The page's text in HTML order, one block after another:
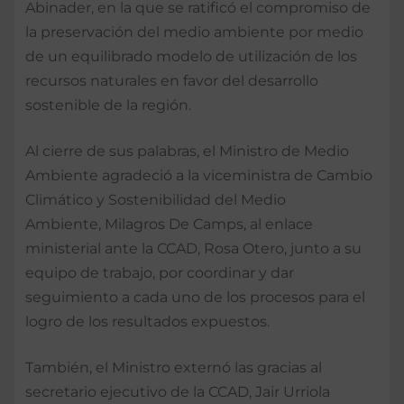
Abinader, en la que se ratificó el compromiso de
la preservación del medio ambiente por medio
de un equilibrado modelo de utilización de los
recursos naturales en favor del desarrollo
sostenible de la región.
Al cierre de sus palabras, el Ministro de Medio
Ambiente agradeció a la viceministra de Cambio
Climático y Sostenibilidad del Medio
Ambiente, Milagros De Camps, al enlace
ministerial ante la CCAD, Rosa Otero, junto a su
equipo de trabajo, por coordinar y dar
seguimiento a cada uno de los procesos para el
logro de los resultados expuestos.
También, el Ministro externó las gracias al
secretario ejecutivo de la CCAD, Jair Urriola